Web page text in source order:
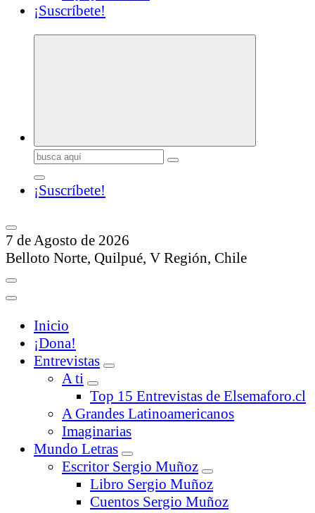
¡Suscríbete!
Buscar:
¡Suscríbete!
7 de Agosto de 2026
Belloto Norte, Quilpué, V Región, Chile
Inicio
¡Dona!
Entrevistas
A ti
Top 15 Entrevistas de Elsemaforo.cl
A Grandes Latinoamericanos
Imaginarias
Mundo Letras
Escritor Sergio Muñoz
Libro Sergio Muñoz
Cuentos Sergio Muñoz